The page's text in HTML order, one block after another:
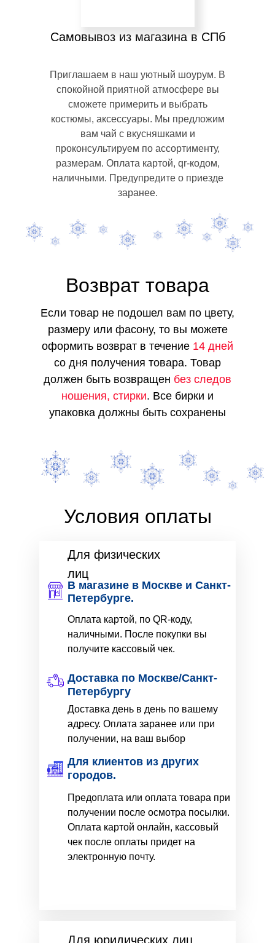
Самовывоз из магазина в СПб
Приглашаем в наш уютный шоурум. В
спокойной приятной атмосфере вы
сможете примерить и выбрать
костюмы, аксессуары. Мы предложим
вам чай с вкусняшками и
проконсультируем по ассортименту,
размерам. Оплата картой, qr-кодом,
наличными. Предупредите о приезде
заранее.
Возврат товара
Если товар не подошел вам по цвету,
размеру или фасону, то вы можете
оформить возврат в течение 14 дней
со дня получения товара. Товар
должен быть возвращен без следов
ношения, стирки. Все бирки и
упаковка должны быть сохранены
Условия оплаты
Оплата картой, по QR-коду,
наличными. После покупки вы
получите кассовый чек.
В магазине в Москве и Санкт-
Петербурге.
Доставка день в день по вашему
адресу. Оплата заранее или при
получении, на ваш выбор
Доставка по Москве/Санкт-
Петербургу
Предоплата или оплата товара при
получении после осмотра посылки.
Оплата картой онлайн, кассовый
чек после оплаты придет на
электронную почту.
Для клиентов из других
городов.
Для физических
лиц
Для юридических лиц